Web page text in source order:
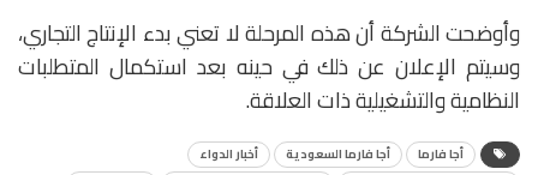
وأوضحت الشركة أن هذه المرحلة لا تعني بدء الإنتاج التجاري،
وسيتم الإعلان عن ذلك في حينه بعد استكمال المتطلبات
النظامية والتشغيلية ذات العلاقة.
أجا فارما أجا فارما السعودية
أخبار الدواء